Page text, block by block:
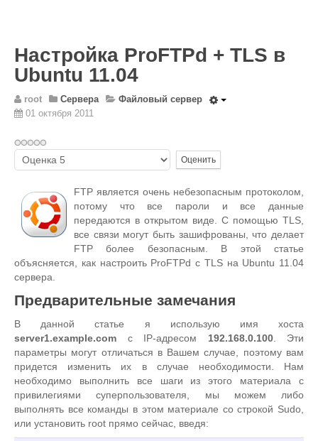
Из жизни mini Server
В интернете
Контакты
Поиск по сайту
Настройка ProFTPd + TLS в
Ubuntu 11.04
root Сервера
Файловый сервер
01 октября 2011
Пожалуйста,
оцените
FTP является очень небезопасным протоколом,
потому что все пароли и все данные
передаются в открытом виде. С помощью TLS,
все связи могут быть зашифрованы, что делает
FTP более безопасным. В этой статье
объясняется, как настроить ProFTPd с TLS на Ubuntu 11.04
сервера.
Предварительные замечания
В данной статье я использую имя хоста
server1.example.com с IP-адресом 192.168.0.100. Эти
параметры могут отличаться в Вашем случае, поэтому вам
придется изменить их в случае необходимости. Нам
необходимо выполнить все шаги из этого материала с
привилегиями суперпользователя, мы можем либо
выполнять все команды в этом материале со строкой Sudo,
или установить root прямо сейчас, введя: